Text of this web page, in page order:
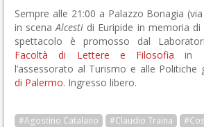
Sempre alle 21:00 a Palazzo Bonagia
in scenaAlcesti di Euripide in memoria
spettacolo è promosso dal
Facoltà di Lettere e Filosofia in
l’assessorato al Turismo e alle Politiche
di Palermo. Ingresso libero.
#Agostino Catalano #Claudio Traina